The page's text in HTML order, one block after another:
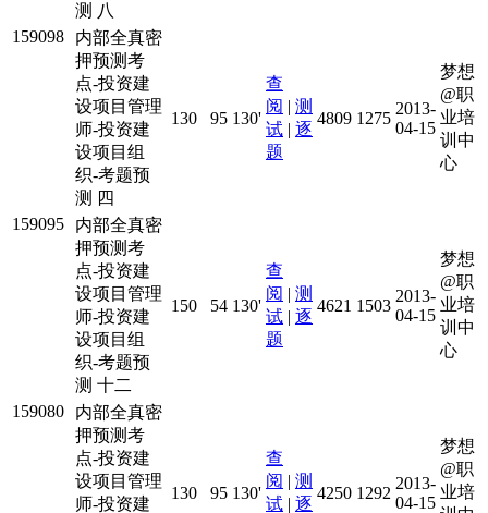
测 八
159098
内部全真密
押预测考
点-投资建
设项目管理
师-投资建
设项目组
织-考题预
测 四
130 95 130'
查
阅 | 测
试 | 逐
题
4809 1275
2013-
04-15
梦想
@职
业培
训中
心
159095
内部全真密
押预测考
点-投资建
设项目管理
师-投资建
设项目组
织-考题预
测 十二
150 54 130'
查
阅 | 测
试 | 逐
题
4621 1503
2013-
04-15
梦想
@职
业培
训中
心
159080
内部全真密
押预测考
点-投资建
设项目管理
师-投资建
130 95 130'
查
阅 | 测
试 | 逐
4250 1292
2013-
04-15
梦想
@职
业培